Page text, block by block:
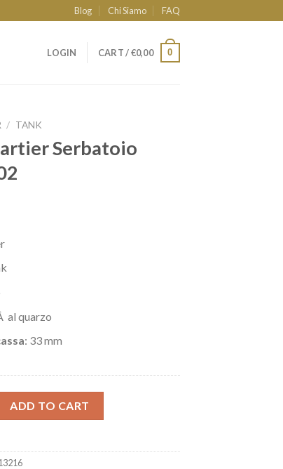
Blog Chi Siamo FAQ
LOGIN CART /€0,00 0
/ TANK
Serbatoio
al quarzo
: 33 mm
ADD TO CART